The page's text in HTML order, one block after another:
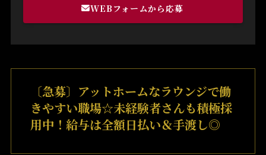
WEBフォームから応募
〔急募〕アットホームなラウンジで働
きやすい職場☆未経験者さんも積極採
用中！給与は全額日払い＆手渡し◎